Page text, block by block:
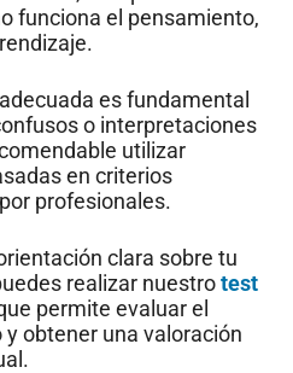
funciona el pensamiento,
es fundamental
o interpretaciones
utilizar
en criterios
profesionales.
clara sobre tu
realizar nuestrotest
permite evaluar el
obtener una valoración